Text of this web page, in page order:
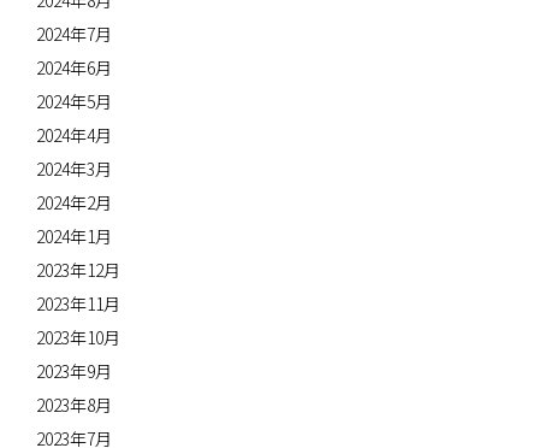
2024年7月
2024年6月
2024年5月
2024年4月
2024年3月
2024年2月
2024年1月
2023年12月
2023年11月
2023年10月
2023年9月
2023年8月
2023年7月